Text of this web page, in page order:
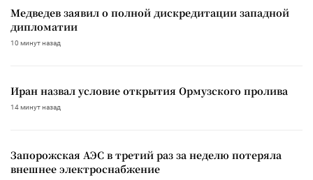
Медведев заявил о полной дискредитации западной
дипломатии
10 минут назад
Иран назвал условие открытия Ормузского пролива
14 минут назад
Запорожская АЭС в третий раз за неделю потеряла
внешнее электроснабжение